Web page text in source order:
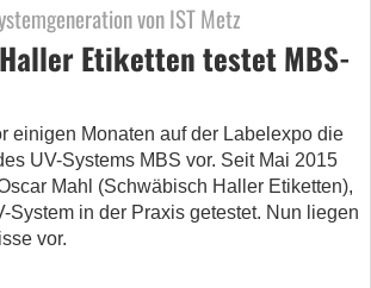
von IST Metz
Etiketten testet MBS-
einigen Monaten auf der Labelexpo die
UV-Systems MBS vor. Seit Mai 2015
Mahl (Schwäbisch Haller Etiketten),
System in der Praxis getestet. Nun liegen
vor.